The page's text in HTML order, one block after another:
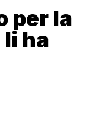
per la
ha